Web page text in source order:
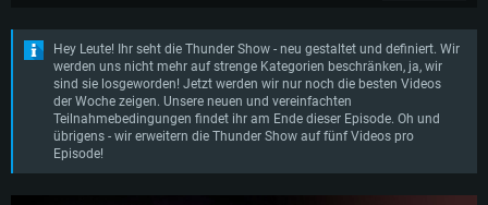
Hey Leute! Ihr seht die Thunder Show - neu gestaltet und definiert. Wir
werden uns nicht mehr auf strenge Kategorien beschränken, ja, wir
sind sie losgeworden! Jetzt werden wir nur noch die besten Videos
der Woche zeigen. Unsere neuen und vereinfachten
Teilnahmebedingungen findet ihr am Ende dieser Episode. Oh und
übrigens - wir erweitern die Thunder Show auf fünf Videos pro
Episode!